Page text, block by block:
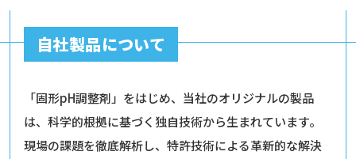
自社製品について
「固形pH調整剤」をはじめ、当社のオリジナルの製品
は、科学的根拠に基づく独自技術から生まれています。
現場の課題を徹底解析し、特許技術による革新的な解決